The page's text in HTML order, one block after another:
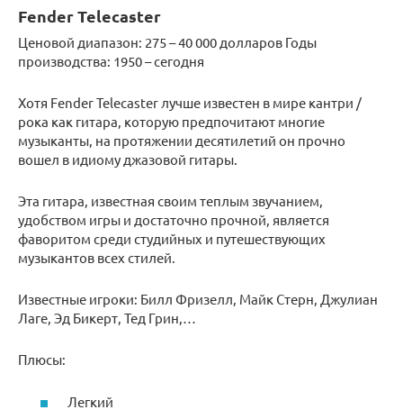
Fender Telecaster
Ценовой диапазон: 275 – 40 000 долларов Годы
производства: 1950 – сегодня
Хотя Fender Telecaster лучше известен в мире кантри /
рока как гитара, которую предпочитают многие
музыканты, на протяжении десятилетий он прочно
вошел в идиому джазовой гитары.
Эта гитара, известная своим теплым звучанием,
удобством игры и достаточно прочной, является
фаворитом среди студийных и путешествующих
музыкантов всех стилей.
Известные игроки: Билл Фризелл, Майк Стерн, Джулиан
Лаге, Эд Бикерт, Тед Грин,…
Плюсы:
Легкий